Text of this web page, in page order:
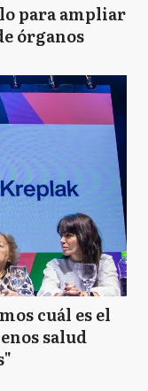
para ampliar
órganos
cuál es el
salud